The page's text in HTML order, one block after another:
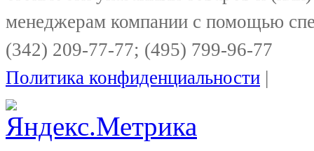
менеджерам компании с помощью
(342) 209-77-77; (495) 799-96-77
Политика конфиденциальности |